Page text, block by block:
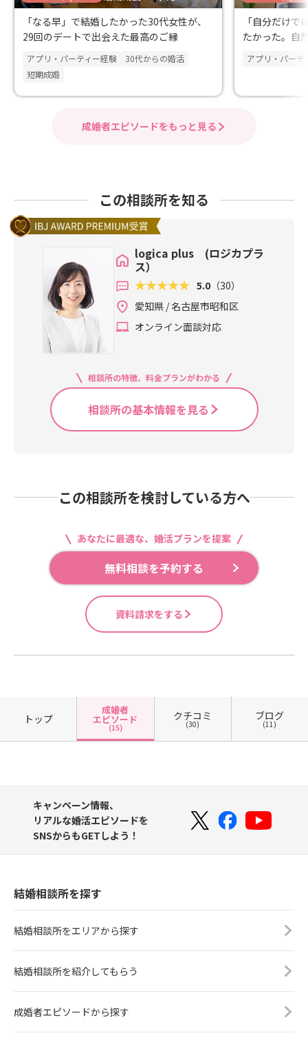
「なる早」で結婚したかった30代女性が、
29回のデートで出会えた最高のご縁
アプリ・パーティー経験
30代からの婚活
短期成婚
「自分だけ
たかった。自
婚退会
アプリ・パーテ
成婚者エピソードをもっと見る
この相談所を知る
logica plus (ロジカプラ
ス）
5.0 （30）
愛知県 / 名古屋市昭和区
オンライン面談対応
相談所の特徴、料金プランがわかる
相談所の基本情報を見る
この相談所を検討している方へ
あなたに最適な、婚活プランを提案
無料相談を予約する
資料請求をする
トップ
成婚者
エピソード
(15)
クチコミ
(30)
ブログ
(11)
キャンペーン情報、
リアルな婚活エピソードを
SNSからもGETしよう！
結婚相談所を探す
結婚相談所をエリアから探す
結婚相談所を紹介してもらう
成婚者エピソードから探す